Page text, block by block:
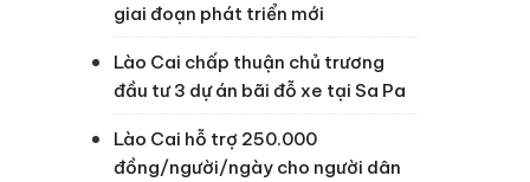
giai đoạn phát triển mới
Lào Cai chấp thuận chủ trương
đầu tư 3 dự án bãi đỗ xe tại Sa Pa
Lào Cai hỗ trợ 250.000
đồng/người/ngày cho người dân